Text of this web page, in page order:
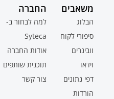
משאבים
הבלוג
סיפורי לקוח
וובינרים
וידאו
דפי נתונים
הורדות
החברה
למה לבחור ב-
Syteca
אודות החברה
תוכנית שותפים
צור קשר